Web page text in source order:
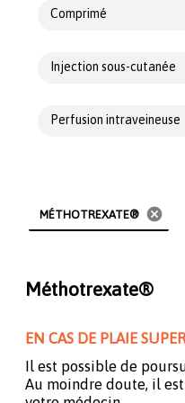
Comprimé
Injection sous-cutanée
Perfusion intraveineuse
MÉTHOTREXATE® cancel
Méthotrexate®
EN CAS DE PLAIE
Il est possible de
Au moindre doute, il